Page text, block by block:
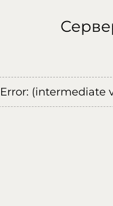
Error: (intermediate